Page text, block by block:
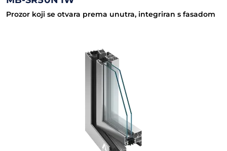
Prozor koji se otvara prema unutra, integriran s fasadom